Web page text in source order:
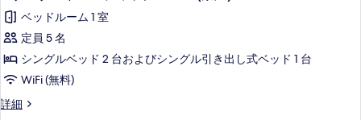
る
写
真
を
表
す
ッ
ク
ル
ー
ム
ル
ド
ッ
ク
ー
タ
ン
ダ
ー
ド
ス
ベッドルーム 1 室
定員 5 名
シングルベッド 2 台およびシングル引き出し式ベッド 1 台
WiFi (無料)
詳細
ス